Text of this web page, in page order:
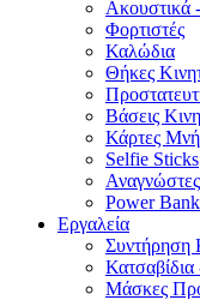
Ακουστικά
Φορτιστές
Καλώδια
Θήκες
Βάσεις
Κάρτες
Selfie Sticks
Power
Εργαλεία
Κατσαβίδια
Μάσκες